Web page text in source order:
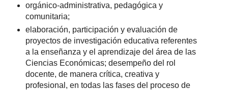
orgánico-administrativa, pedagógica y
comunitaria;
elaboración, participación y evaluación de
proyectos de investigación educativa referentes
a la enseñanza y el aprendizaje del área de las
Ciencias Económicas; desempeño del rol
docente, de manera crítica, creativa y
profesional, en todas las fases del proceso de